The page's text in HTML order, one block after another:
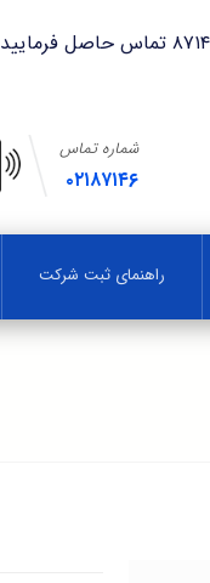
شماره تماس
۰۲۱۸۷۱۴۶
راهنمای ثبت شرکت